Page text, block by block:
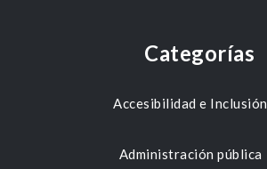
Categorías
Accesibilidad e Inclusión
Administración pública